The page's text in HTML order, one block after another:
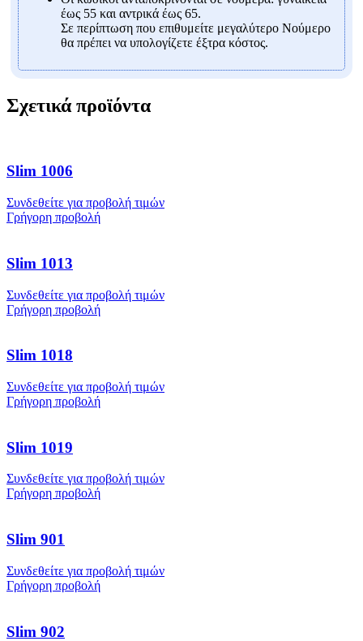
έως 55 και αντρικά έως 65.
Σε περίπτωση που επιθυμείτε μεγαλύτερο Νούμερο
θα πρέπει να υπολογίζετε έξτρα κόστος.
Σχετικά προϊόντα
Slim 1006
Συνδεθείτε για προβολή τιμών
Γρήγορη προβολή
Slim 1013
Συνδεθείτε για προβολή τιμών
Γρήγορη προβολή
Slim 1018
Συνδεθείτε για προβολή τιμών
Γρήγορη προβολή
Slim 1019
Συνδεθείτε για προβολή τιμών
Γρήγορη προβολή
Slim 901
Συνδεθείτε για προβολή τιμών
Γρήγορη προβολή
Slim 902